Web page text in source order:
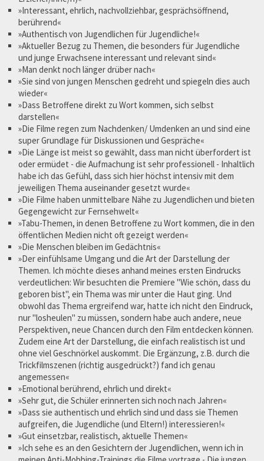
»Interessant, ehrlich, nachvollziehbar, gesprächsöffnend,
berührend«
»Authentisch von Jugendlichen für Jugendliche!«
»Aktueller Bezug zu Themen, die besonders für Jugendliche
und junge Erwachsene interessant und relevant sind«
»Man denkt noch länger drüber nach«
»Sie sind von jungen Menschen gedreht und spiegeln dies auch
wieder«
»Dass Betroffene direkt zu Wort kommen, sich selbst
darstellen«
»Die Filme regen zum Nachdenken/ Umdenken an und sind eine
super Grundlage für Diskussionen und Gespräche«
»Die Länge ist meist so gewählt, dass man nicht überfordert ist
oder ermüdet - die Aufmachung ist sehr professionell - Inhaltlich
habe ich das Gefühl, dass sich hier höchst intensiv mit dem
jeweiligen Thema auseinander gesetzt wurde«
»Die Filme haben unmittelbare Nähe zu Jugendlichen und bieten
Gegengewicht zur Fernsehwelt«
»Tabu-Themen, in denen Betroffene zu Wort kommen, die in den
öffentlichen Medien nicht oft gezeigt werden«
»Die Menschen bleiben im Gedächtnis«
»Der einfühlsame Umgang und die Art der Darstellung der
Themen. Ich möchte dieses anhand meines ersten Eindrucks
verdeutlichen: Wir besuchten die Premiere "Wie schön, dass du
geboren bist", ein Thema was mir unter die Haut ging. Und
obwohl das Thema ergreifend war, hatte ich nicht den Eindruck,
nur "losheulen" zu müssen, sondern habe auch andere, neue
Perspektiven, neue Chancen durch den Film entdecken können.
Zudem eine Art der Darstellung, die einfach realistisch ist und
ohne viel Geschnörkel auskommt. Die Ergänzung, z.B. durch die
Trickfilmszenen (richtig ausgedrückt?) fand ich genau
angemessen«
»Emotional berührend, ehrlich und direkt«
»Sehr gut, die Schüler erinnerten sich noch nach Jahren«
»Dass sie authentisch und ehrlich sind und dass sie Themen
aufgreifen, die Jugendliche (und Eltern!) interessieren!«
»Gut einsetzbar, realistisch, aktuelle Themen«
»Ich sehe es an den Gesichtern der Jugendlichen, wenn ich in